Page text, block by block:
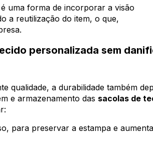
é uma forma de incorporar a visão
a reutilização do item, o que,
personalizada sem
qualidade, a durabilidade também
e armazenamento das sacolas de
para preservar a estampa e